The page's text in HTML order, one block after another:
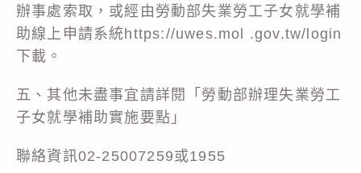
辦事處索取，或經由勞動部失業勞工子女就學補
助線上申請系統https://uwes.mol .gov.tw/login
下載。
五、其他未盡事宜請詳閱「勞動部辦理失業勞工
子女就學補助實施要點」
聯絡資訊02-25007259或1955